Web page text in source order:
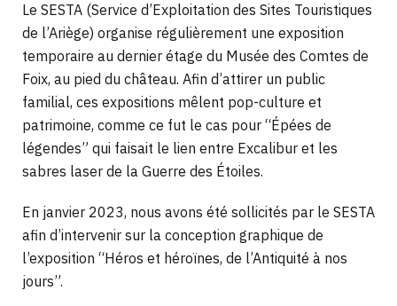
Le SESTA (Service d’Exploitation des Sites Touristiques
de l’Ariège) organise régulièrement une exposition
temporaire au dernier étage du Musée des Comtes de
Foix, au pied du château. Afin d’attirer un public
familial, ces expositions mêlent pop-culture et
patrimoine, comme ce fut le cas pour “Épées de
légendes” qui faisait le lien entre Excalibur et les
sabres laser de la Guerre des Étoiles.
En janvier 2023, nous avons été sollicités par le SESTA
afin d’intervenir sur la conception graphique de
l’exposition “Héros et héroïnes, de l’Antiquité à nos
jours”.